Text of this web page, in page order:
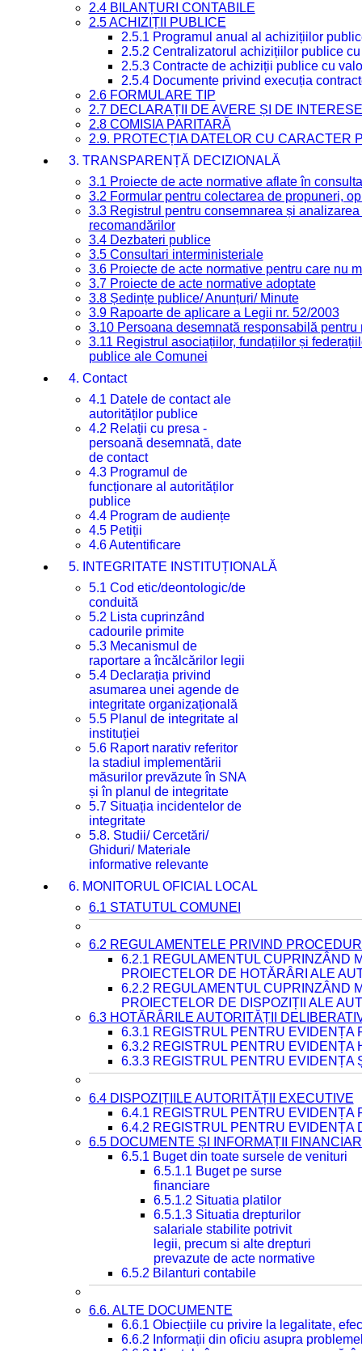
2.4 BILANȚURI CONTABILE
2.5 ACHIZIȚII PUBLICE
2.5.1 Programul anual al achizițiilor
2.5.2 Centralizatorul achizițiilor publice
2.5.3 Contracte de achiziții publice cu
2.5.4 Documente privind execuția
2.6 FORMULARE TIP
2.7 DECLARAȚII DE AVERE ȘI DE INTERESE
2.8 COMISIA PARITARĂ
2.9. PROTECȚIA DATELOR CU CARACTER
3. TRANSPARENȚĂ DECIZIONALĂ
3.1 Proiecte de acte normative aflate în
3.2 Formular pentru colectarea de propuneri,
3.3 Registrul pentru consemnarea și
recomandărilor
3.4 Dezbateri publice
3.5 Consultari interministeriale
3.6 Proiecte de acte normative pentru care nu
3.7 Proiecte de acte normative adoptate
3.8 Ședințe publice/ Anunțuri/ Minute
3.9 Rapoarte de aplicare a Legii nr. 52/2003
3.10 Persoana desemnată responsabilă
3.11 Registrul asociațiilor, fundațiilor și
publice ale Comunei
4. Contact
4.1 Datele de contact ale
autorităților publice
4.2 Relații cu presa -
persoană desemnată, date
de contact
4.3 Programul de
funcționare al autorităților
publice
4.4 Program de audiențe
4.5 Petiții
4.6 Autentificare
5. INTEGRITATE INSTITUȚIONALĂ
5.1 Cod etic/deontologic/de
conduită
5.2 Lista cuprinzând
cadourile primite
5.3 Mecanismul de
raportare a încălcărilor legii
5.4 Declarația privind
asumarea unei agende de
integritate organizațională
5.5 Planul de integritate al
instituției
5.6 Raport narativ referitor
la stadiul implementării
măsurilor prevăzute în SNA
și în planul de integritate
5.7 Situația incidentelor de
integritate
5.8. Studii/ Cercetări/
Ghiduri/ Materiale
informative relevante
6. MONITORUL OFICIAL LOCAL
6.1 STATUTUL COMUNEI
6.2 REGULAMENTELE PRIVIND
6.2.1 REGULAMENTUL CUPRINZÂND
PROIECTELOR DE HOTĂRÂRI ALE
6.2.2 REGULAMENTUL CUPRINZÂND
PROIECTELOR DE DISPOZIȚII ALE
6.3 HOTĂRÂRILE AUTORITĂȚII
6.3.1 REGISTRUL PENTRU EVIDENȚA
6.3.2 REGISTRUL PENTRU EVIDENȚA
6.3.3 REGISTRUL PENTRU EVIDENȚA
6.4 DISPOZIȚIILE AUTORITĂȚII EXECUTIVE
6.4.1 REGISTRUL PENTRU EVIDENȚA
6.4.2 REGISTRUL PENTRU EVIDENȚA
6.5 DOCUMENTE ȘI INFORMAȚII
6.5.1 Buget din toate sursele de venituri
6.5.1.1 Buget pe surse
financiare
6.5.1.2 Situatia platilor
6.5.1.3 Situatia drepturilor
salariale stabilite potrivit
legii, precum si alte drepturi
prevazute de acte normative
6.5.2 Bilanturi contabile
6.6. ALTE DOCUMENTE
6.6.1 Obiecțiile cu privire la legalitate,
6.6.2 Informații din oficiu asupra